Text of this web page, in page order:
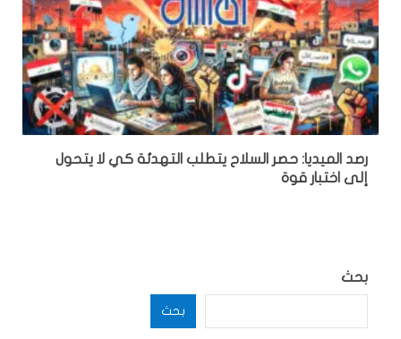
رصد الميديا: حصر السلاح يتطلب التهدئة كي لا يتحول
إلى اختبار قوة
بحث
بحث